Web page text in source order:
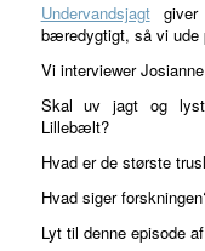
Undervandsjagtgiver
bæredygtigt, så vi ude
Vi interviewer
Skal uv jagt og
Lillebælt?
Hvad er de største
Hvad siger
Lyt til denne episode af